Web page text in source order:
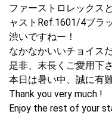
ファーストロレックス
ャストRef.1601/4ブラ
渋いですねー！
なかなかいいチョイス
是非、末長くご愛用下
本日は暑い中、誠に有
Thank you very much !
Enjoy the rest of your